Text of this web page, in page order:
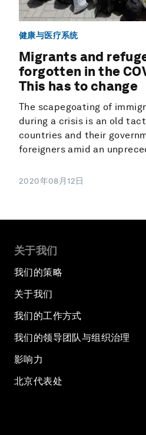
健康与医疗系统
Migrants and
forgotten in the
This has to change
The scapegoating of
during a crisis is an old
countries and their
foreigners amid an
2020年08月12日
关于我们
我们的策略
关于我们
我们的工作方式
我们的领导团队与组织治理
影响力
北京代表处